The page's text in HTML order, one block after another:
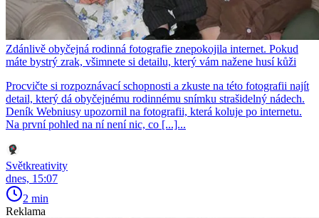
Zdánlivě obyčejná rodinná fotografie znepokojila internet. Pokud
máte bystrý zrak, všimnete si detailu, který vám nažene husí kůži
Procvičte si rozpoznávací schopnosti a zkuste na této fotografii najít
detail, který dá obyčejnému rodinnému snímku strašidelný nádech.
Deník Webniusy upozornil na fotografii, která koluje po internetu.
Na první pohled na ní není nic, co [...]...
Světkreativity
dnes, 15:07
2 min
Reklama